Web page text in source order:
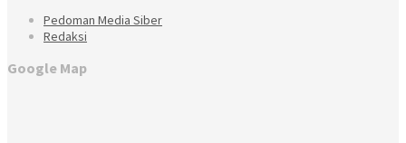
Pedoman Media Siber
Redaksi
Google Map